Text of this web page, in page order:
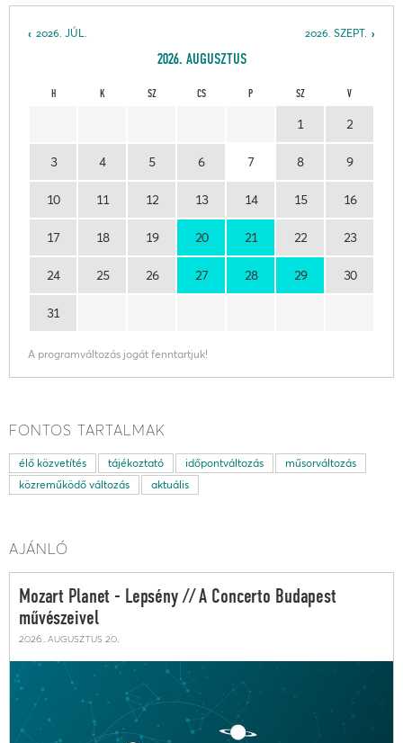
2026. SZEPT.
2026. JÚL.
2026. AUGUSZTUS
H K SZ CS P SZ V
1 2
3 4 5 6 7 8 9
10 11 12 13 14 15 16
17 18 19 20 21 22 23
24 25 26 27 28 29 30
31
A programváltozás jogát fenntartjuk!
FONTOS TARTALMAK
élő közvetítés tájékoztató időpontváltozás
műsorváltozás
közreműködő változás
aktuális
AJÁNLÓ
Mozart Planet - Lepsény // A Concerto Budapest
művészeivel
2026. augusztus 20.